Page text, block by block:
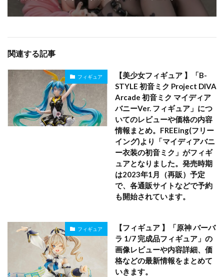
関連する記事
フィギュア
【美少女フィギュア 】「B-
STYLE 初音ミク Project DIVA
Arcade 初音ミク マイディア
バニーVer. フィギュア」につ
いてのレビューや価格の内容
情報まとめ。FREEing(フリー
イング)より「マイディアバニ
ー衣装の初音ミク」がフィギ
ュアとなりました。発売時期
は2023年1月（再販）予定
で、各通販サイトなどで予約
も開始されています。
フィギュア
【フィギュア 】「原神 バーバ
ラ 1/7 完成品フィギュア」の
画像レビューや内容詳細、価
格などの最新情報をまとめて
いきます。